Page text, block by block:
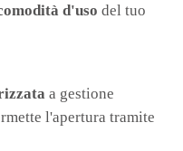
d'uso del tuo
a gestione
l'apertura tramite